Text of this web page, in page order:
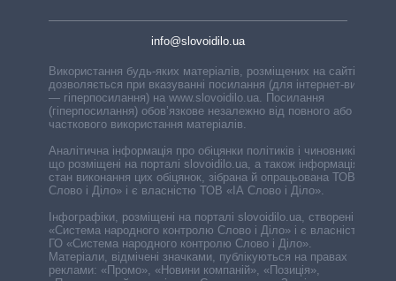
info@slovoidilo.ua
Використання будь-яких матеріалів, розміщених на сайті,
дозволяється при вказуванні посилання (для інтернет-видань
— гіперпосилання) на www.slovoidilo.ua. Посилання
(гіперпосилання) обов’язкове незалежно від повного або
часткового використання матеріалів.
Аналітична інформація про обіцянки політиків і чиновників,
що розміщені на порталі slovoidilo.ua, а також інформація про
стан виконання цих обіцянок, зібрана й опрацьована ТОВ «ІА
Слово і Діло» і є власністю ТОВ «ІА Слово і Діло».
Інфографіки, розміщені на порталі slovoidilo.ua, створені ГО
«Система народного контролю Слово і Діло» і є власністю
ГО «Система народного контролю Слово і Діло».
Матеріали, відмічені значками, публікуються на правах
реклами: «Промо», «Новини компаній», «Позиція»,